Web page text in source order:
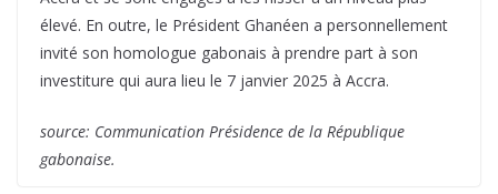
élevé. En outre, le Président Ghanéen a personnellement
invité son homologue gabonais à prendre part à son
investiture qui aura lieu le 7 janvier 2025 à Accra.
source: Communication Présidence de la République
gabonaise.